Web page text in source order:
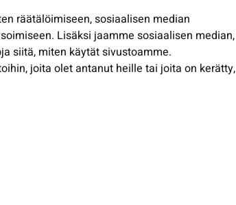
räätälöimiseen, sosiaalisen median
Lisäksi jaamme sosiaalisen median,
siitä, miten käytät sivustoamme.
joita olet antanut heille tai joita on kerätty,